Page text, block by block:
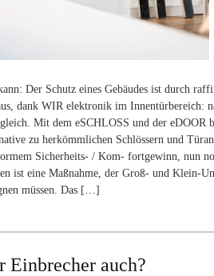
for:
Der Schutz eines Gebäudes ist durch
dank WIR elektronik im Innentürbereich:
Mit dem eSCHLOSS und der eDOOR
zu herkömmlichen Schlössern und
Sicherheits- / Kom- fortgewinn, nun
ist eine Maßnahme, der Groß- und Klein-
müssen. Das […]
Einbrecher auch?